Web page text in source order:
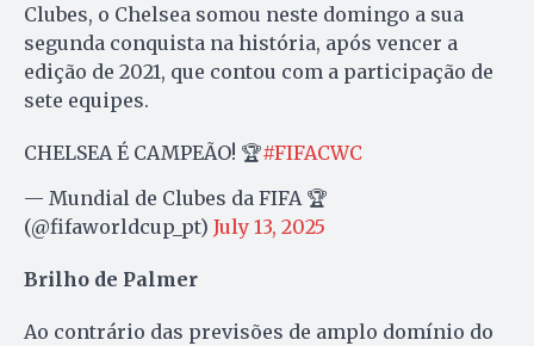
Clubes, o Chelsea somou neste domingo a sua
segunda conquista na história, após vencer a
edição de 2021, que contou com a participação de
sete equipes.
CHELSEA É CAMPEÃO! 🏆#FIFACWC
— Mundial de Clubes da FIFA 🏆
(@fifaworldcup_pt) July 13, 2025
Brilho de Palmer
Ao contrário das previsões de amplo domínio do